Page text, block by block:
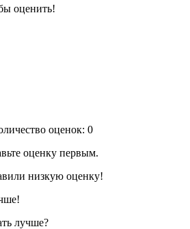
оценить!
оценок: 0
оценку первым.
низкую оценку!
лучше?